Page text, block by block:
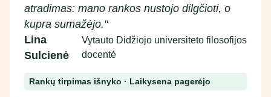
atradimas: mano rankos nustojo dilgčioti, o
kupra sumažėjo."
Lina
Sulcienė
Vytauto Didžiojo universiteto filosofijos
docentė
Rankų tirpimas išnyko · Laikysena pagerėjo